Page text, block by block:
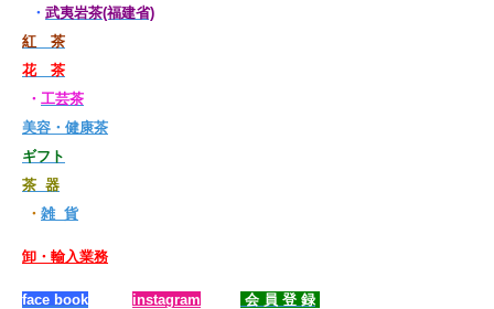
・ 武夷岩茶(福建省)
紅 茶
花 茶
・ 工芸茶
美容・健康茶
ギフト
茶 器
・ 雑 貨
卸・輸入業務
face book instagram 会 員 登 録